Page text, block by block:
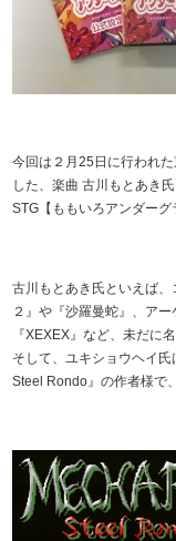
今回は２月25日に行われ
した、楽曲 古川もとあき
STG【ももいろアンダーグ
古川もとあき氏といえば
２』や『沙羅曼蛇』、ア
『XEXEX』など、未だに
そして、ユキショウヘイ
Steel Rondo』の作者様で